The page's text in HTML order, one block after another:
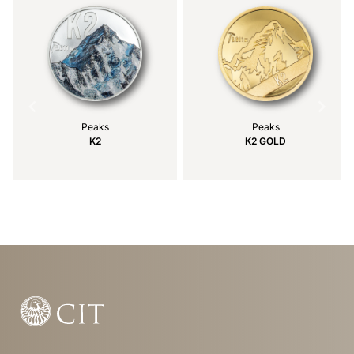
Peaks
K2
Peaks
K2 GOLD